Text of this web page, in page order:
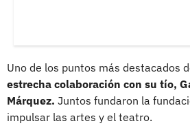
Uno de los puntos más destacados
estrecha colaboración con su tío,
Márquez. Juntos fundaron la
impulsar las artes y el teatro.